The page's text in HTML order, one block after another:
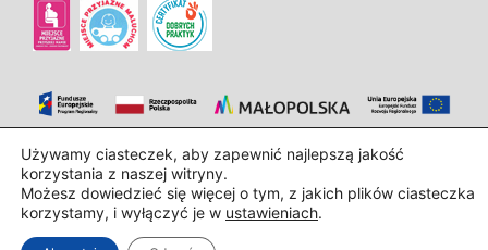
Zaprojektowanie i wdrożenie:InTechHouse.com
Używamy ciasteczek, aby zapewnić najlepszą jakość
korzystania z naszej witryny.
Możesz dowiedzieć się więcej o tym, z jakich plików ciasteczka
korzystamy, i wyłączyć je w ustawieniach.